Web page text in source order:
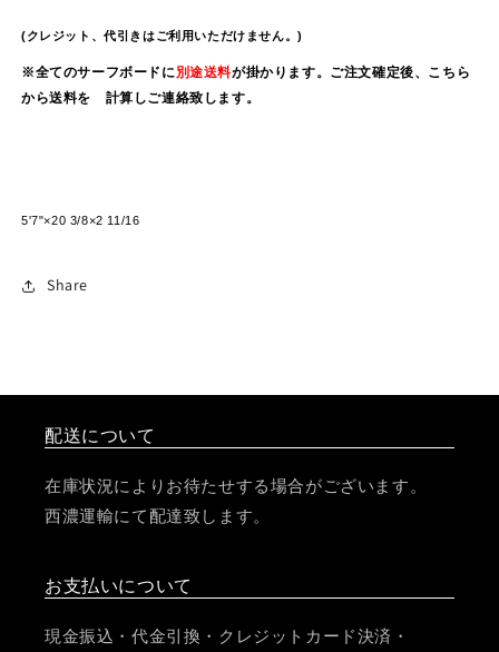
(クレジット、代引きはご利用いただけません。)
※全てのサーフボードに別途送料が掛かります。ご注文確定後、こちら
から送料を 計算しご連絡致します。
5'7"×20 3/8×2 11/16
Share
配送について
在庫状況によりお待たせする場合がございます。
西濃運輸にて配達致します。
お支払いについて
現金振込・代金引換・クレジットカード決済・